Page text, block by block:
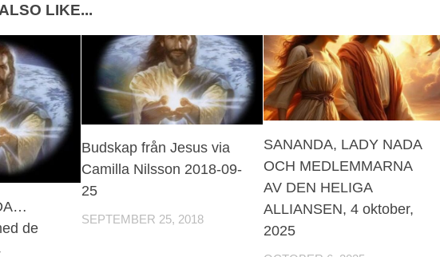
LIKE...
de
Budskap från Jesus via
Camilla Nilsson 2018-09-
25
SEPTEMBER 25, 2018
SANANDA, LADY NADA
OCH MEDLEMMARNA
AV DEN HELIGA
ALLIANSEN, 4 oktober,
2025